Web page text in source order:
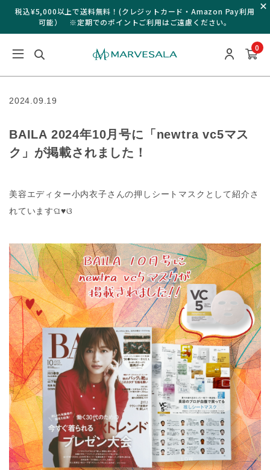
税込¥5,000以上で送料無料！(クレジットカード・Amazon Pay利用
可能） ※定期でのポイントご利用はご遠慮ください。
0
2024.09.19
BAILA 2024年10月号に「newtra vc5マス
ク」が掲載されました！
美容エディター小内衣子さんの押しシートマスクとして紹介さ
れていますଘ♥ଓ